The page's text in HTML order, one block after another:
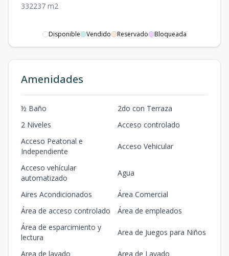
332237 m2
Disponible Vendido Reservado Bloqueada
Amenidades
½ Baño
2do con Terraza
2 Niveles
Acceso controlado
Acceso Peatonal e
Independiente
Acceso Vehicular
Acceso vehícular
automatizado
Agua
Aires Acondicionados
Área Comercial
Área de acceso controlado
Área de empleados
Área de esparcimiento y
lectura
Area de Juegos para Niños
Area de lavado Area de Lavado